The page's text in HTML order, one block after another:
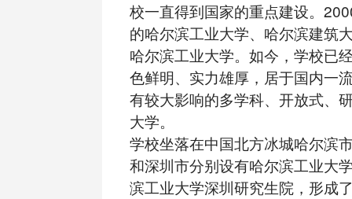
校一直得到国家的重点建设。
的哈尔滨工业大学、哈尔滨建筑
哈尔滨工业大学。如今，学校已
色鲜明、实力雄厚，居于国内一
有较大影响的多学科、开放式、
大学。
学校坐落在中国北方冰城哈尔滨
和深圳市分别设有哈尔滨工业大
滨工业大学深圳研究生院，形成